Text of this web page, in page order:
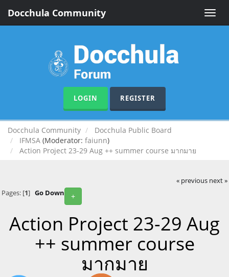
Toggle
Docchula Community
LOGIN REGISTER
Docchula Community
Docchula Public Board
IFMSA (Moderator: faiunn)
Action Project 23-29 Aug ++ summer course มากมาย
« previous next »
+
Pages: [1] Go Down
Action Project 23-29 Aug
++ summer course
มากมาย